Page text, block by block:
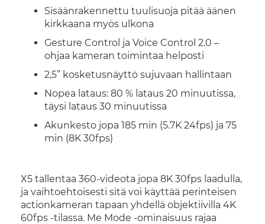
Sisäänrakennettu tuulisuoja pitää äänen
kirkkaana myös ulkona
Gesture Control ja Voice Control 2.0 –
ohjaa kameran toimintaa helposti
2,5” kosketusnäyttö sujuvaan hallintaan
Nopea lataus: 80 % lataus 20 minuutissa,
täysi lataus 30 minuutissa
Akunkesto jopa 185 min (5.7K 24fps) ja 75
min (8K 30fps)
X5 tallentaa 360-videota jopa 8K 30fps laadulla,
ja vaihtoehtoisesti sitä voi käyttää perinteisen
actionkameran tapaan yhdellä objektiivilla 4K
60fps -tilassa. Me Mode -ominaisuus rajaa